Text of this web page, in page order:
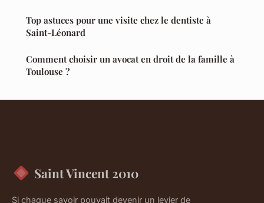
Top astuces pour une visite chez le dentiste à
Saint-Léonard
Comment choisir un avocat en droit de la famille à
Toulouse ?
Saint Vincent 2010
Si chaque savoir pouvait devenir un levier de